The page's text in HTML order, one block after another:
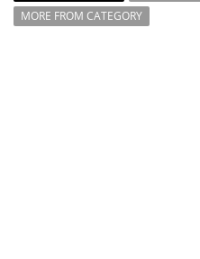
MORE FROM CATEGORY